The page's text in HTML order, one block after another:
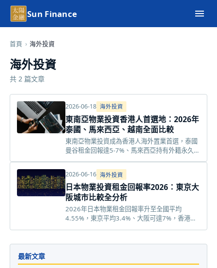
Sun Finance
首頁 › 海外投資
海外投資
共 2 篇文章
2026-06-18 海外投資
東南亞物業投資香港人首選地：2026年
泰國、馬來西亞、越南全面比較
東南亞物業投資成為香港人海外置業首選，泰國
曼谷租金回報達5-7%、馬來西亞持有外籍永久業
權、越南經濟增長6.3%。本文比較三大市場費
用、法規及風險，助你選定目標。
2026-06-16 海外投資
日本物業投資租金回報率2026：東京大
阪城市比較全分析
2026年日本物業租金回報率升至全國平均
4.55%，東京平均3.4%、大阪可達7%，香港投
最新文章